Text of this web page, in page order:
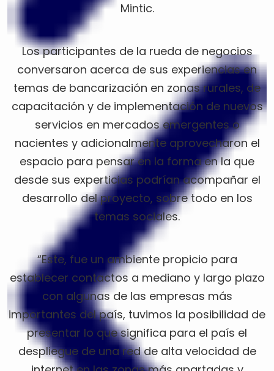
Mintic.
Los participantes de la rueda de negocios
conversaron acerca de sus experiencias en
temas de bancarización en zonas rurales, de
capacitación y de implementación de nuevos
servicios en mercados emergentes o
nacientes y adicionalmente aprovecharon el
espacio para pensar en la forma en la que
desde sus experticias podrían acompañar el
desarrollo del proyecto, sobre todo en los
temas sociales.
“Este, fue un ambiente propicio para
establecer contactos a mediano y largo plazo
con algunas de las empresas más
importantes del país, tuvimos la posibilidad de
presentar lo que significa para el país el
despliegue de una red de alta velocidad de